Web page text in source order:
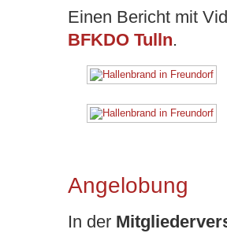
Einen Bericht mit
BFKDO Tulln.
Angelobung
In der